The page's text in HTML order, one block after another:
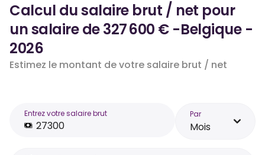
Calcul du salaire brut / net pour
un salaire de 327 600 € -Belgique -
2026
Estimez le montant de votre salaire brut / net
Entrez votre salaire brut Par
Mois